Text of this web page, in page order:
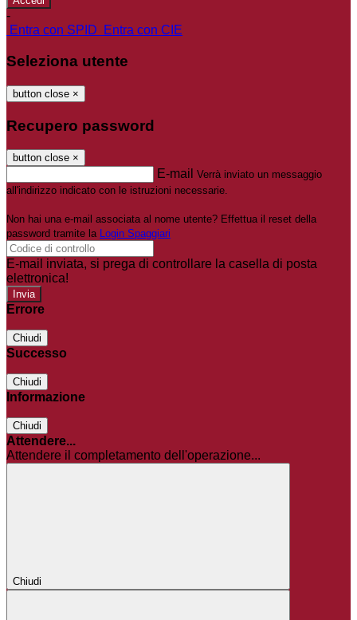
-
Entra con SPID
Entra con CIE
Seleziona utente
button close ×
Recupero password
button close ×
E-mail Verrà inviato un messaggio
all'indirizzo indicato con le istruzioni necessarie.
Non hai una e-mail associata al nome utente? Effettua il reset della
password tramite la Login Spaggiari
E-mail inviata, si prega di controllare la casella di posta
elettronica!
Errore
Chiudi
Successo
Chiudi
Informazione
Chiudi
Attendere...
Attendere il completamento dell'operazione...
Chiudi